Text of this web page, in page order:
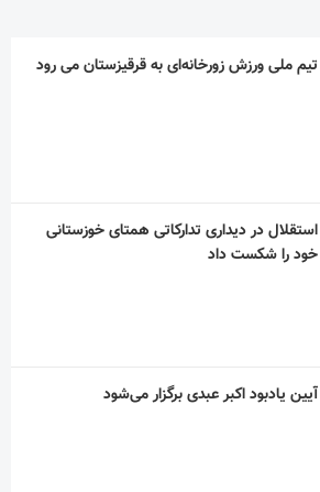
تیم ملی ورزش زورخانه‌ای به قرقیزستان می رود
استقلال در دیداری تدارکاتی همتای خوزستانی
خود را شکست داد
آیین یادبود اکبر عبدی برگزار می‌شود